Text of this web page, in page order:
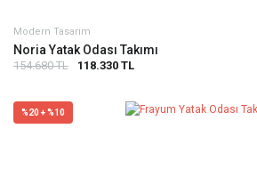
Modern Tasarım
Noria Yatak Odası Takımı
154.680 TL 118.330 TL
%20 + %10